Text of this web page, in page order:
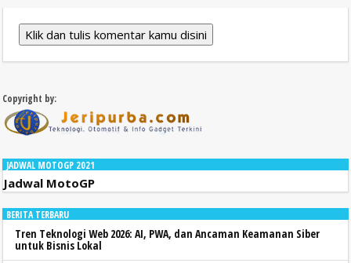
Klik dan tulis komentar kamu disini
Copyright by:
JADWAL MOTOGP 2021
Jadwal MotoGP
BERITA TERBARU
Tren Teknologi Web 2026: AI, PWA, dan Ancaman Keamanan Siber
untuk Bisnis Lokal